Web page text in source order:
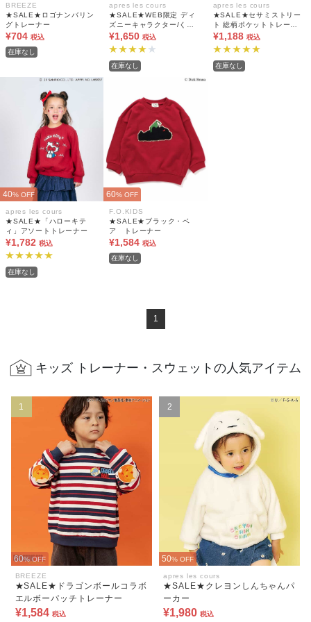
BREEZE
★SALE★ロゴナンバリン
グトレーナー
¥704 税込
在庫なし
apres les cours
★SALE★WEB限定 ディ
ズニーキャラクター/くま
のプーさん/トレーナー
¥1,650 税込
在庫なし
apres les cours
★SALE★セサミストリー
ト 総柄ポケットトレーナ
ー
¥1,188 税込
在庫なし
40% OFF
apres les cours
★SALE★「ハローキテ
ィ」アソートトレーナー
¥1,782 税込
在庫なし
60% OFF
F.O.KIDS
★SALE★ブラック・ベ
ア トレーナー
¥1,584 税込
在庫なし
1
キッズ トレーナー・スウェットの人気アイテム
1
60% OFF
BREEZE
★SALE★ドラゴンボールコラボ
エルボーパッチトレーナー
¥1,584 税込
2
50% OFF
apres les cours
★SALE★クレヨンしんちゃんパ
ーカー
¥1,980 税込